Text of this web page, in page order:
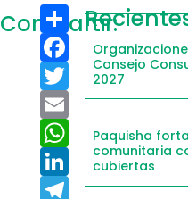
Compartir:
Compartir
Facebook
Twitter
Email
WhatsApp
LinkedIn
Telegram
Consejo
2027
Paquisha
comunitaria
cubiertas